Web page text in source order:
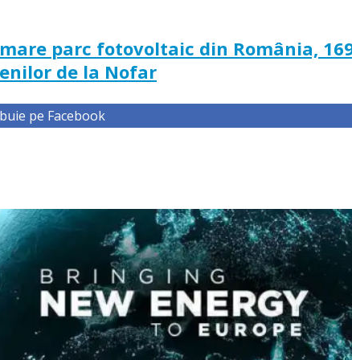
parc fotovoltaic din România,
de la Nofar
pe Facebook